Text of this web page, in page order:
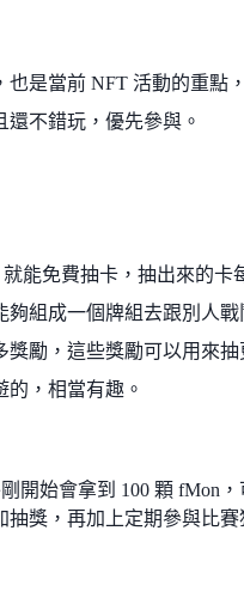
是當前 NFT 活動的重點
不錯玩，優先參與。
能免費抽卡，抽出來的卡
夠組成一個牌組去跟別人戰
獎勵，這些獎勵可以用來抽
，相當有趣。
開始會拿到 100 顆 fMon，
抽獎，再加上定期參與比賽